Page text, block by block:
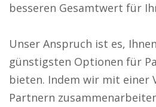
besseren Gesamtwert für
Unser Anspruch ist es,
günstigsten Optionen für
bieten. Indem wir mit einer
Partnern